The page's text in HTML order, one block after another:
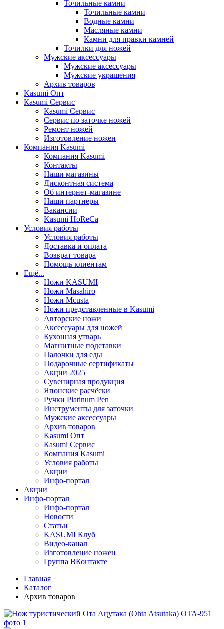
Точильные камни
Точильные камни
Водные камни
Масляные камни
Камни для правки камней
Точилки для ножей
Мужские аксессуары
Мужские аксессуары
Мужские украшения
Архив товаров
Kasumi Опт
Кasumi Сервис
Кasumi Сервис
Сервис по заточке ножей
Ремонт ножей
Изготовление ножен
Компания Kasumi
Компания Kasumi
Контакты
Наши магазины
Дисконтная система
Об интернет-магазине
Наши партнеры
Вакансии
Kasumi HoReCa
Условия работы
Условия работы
Доставка и оплата
Возврат товара
Помощь клиентам
Ещё...
Ножи KASUMI
Ножи Masahiro
Ножи Mcusta
Ножи представленные в Kasumi
Авторские ножи
Аксессуары для ножей
Кухонная утварь
Магнитные подставки
Палочки для еды
Подарочные сертификаты
Акции 2025
Сувенирная продукция
Японские расчёски
Ручки Platinum Pen
Инструменты для заточки
Мужские аксессуары
Архив товаров
Kasumi Опт
Кasumi Сервис
Компания Kasumi
Условия работы
Акции
Инфо-портал
Акции
Инфо-портал
Инфо-портал
Новости
Статьи
KASUMI Клуб
Видео-канал
Изготовление ножен
Группа ВКонтакте
Главная
Каталог
Архив товаров